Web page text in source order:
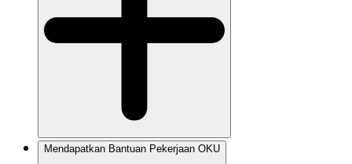
Mendapatkan Bantuan Pekerjaan OKU